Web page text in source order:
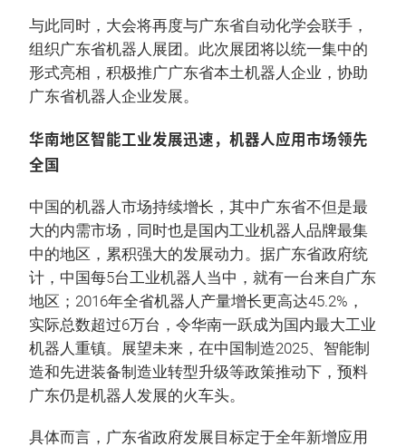
与此同时，大会将再度与广东省自动化学会联手，
组织广东省机器人展团。此次展团将以统一集中的
形式亮相，积极推广广东省本土机器人企业，协助
广东省机器人企业发展。
华南地区智能工业发展迅速，机器人应用市场领先
全国
中国的机器人市场持续增长，其中广东省不但是最
大的内需市场，同时也是国内工业机器人品牌最集
中的地区，累积强大的发展动力。据广东省政府统
计，中国每5台工业机器人当中，就有一台来自广东
地区；2016年全省机器人产量增长更高达45.2%，
实际总数超过6万台，令华南一跃成为国内最大工业
机器人重镇。展望未来，在中国制造2025、智能制
造和先进装备制造业转型升级等政策推动下，预料
广东仍是机器人发展的火车头。
具体而言，广东省政府发展目标定于全年新增应用